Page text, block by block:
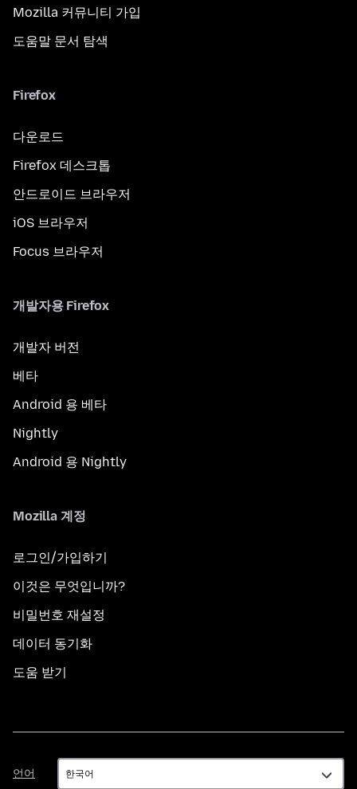
Mozilla 커뮤니티 가입
도움말 문서 탐색
Firefox
다운로드
Firefox 데스크톱
안드로이드 브라우저
iOS 브라우저
Focus 브라우저
개발자용 Firefox
개발자 버전
베타
Android 용 베타
Nightly
Android 용 Nightly
Mozilla 계정
로그인/가입하기
이것은 무엇입니까?
비밀번호 재설정
데이터 동기화
도움 받기
언어
언
어